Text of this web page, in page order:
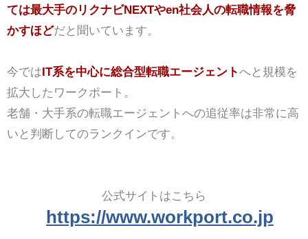
ては最大手のリクナビNEXTやen社会人の転職情報を脅
かすほどだと聞いています。
今ではIT系を中心に総合型転職エージェントへと規模を
拡大したワークポート。
老舗・大手系の転職エージェントへの追従率は非常に高
いと判断してのランクインです。
公式サイトはこちら
https://www.workport.co.jp